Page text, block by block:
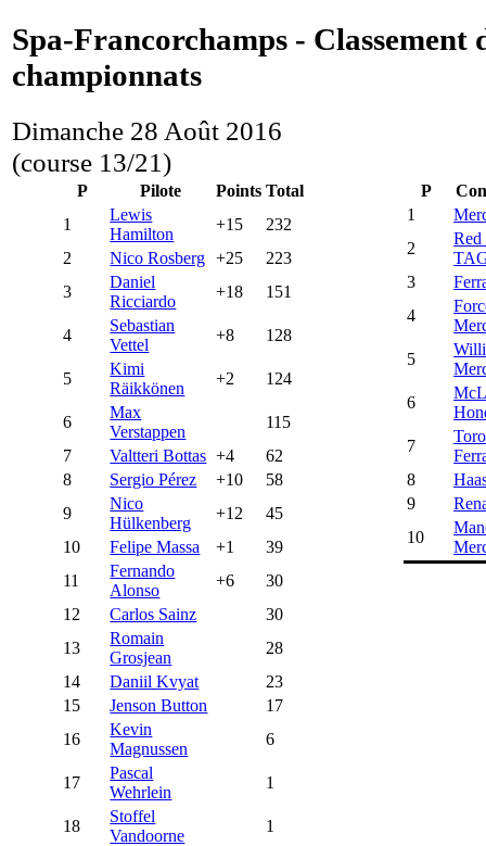
Spa-Francorchamps - Classement
championnats
Dimanche 28 Août 2016
(course 13/21)
P Pilote Points Total
1
Lewis
Hamilton
+15
232
2
Nico Rosberg +25
223
3
Daniel
Ricciardo
+18 151
4
Sebastian
Vettel
+8 128
5
Kimi
Räikkönen
+2 124
6
Max
Verstappen
115
7
Valtteri Bottas +4
62
8
Sergio Pérez +10
58
9
Nico
Hülkenberg
+12
45
10
Felipe Massa +1
39
11
Fernando
Alonso
+6
30
12
Carlos Sainz
30
13
Romain
Grosjean
28
14
Daniil Kvyat
23
15
Jenson Button
17
16
Kevin
Magnussen
6
17
Pascal
Wehrlein
1
18
Stoffel
Vandoorne
1
P
1
2
3
4
5
6
7
8
9
10